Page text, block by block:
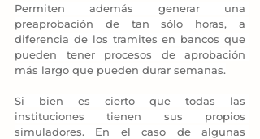
Permiten además generar una
preaprobación de tan sólo horas, a
diferencia de los tramites en bancos que
pueden tener procesos de aprobación
más largo que pueden durar semanas.
Si bien es cierto que todas las
instituciones tienen sus propios
simuladores. En el caso de algunas